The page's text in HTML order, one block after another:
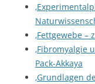
‚Fettgewebe –
‚Fibromyalgie
Pack-Akkaya
‚Grundlagen